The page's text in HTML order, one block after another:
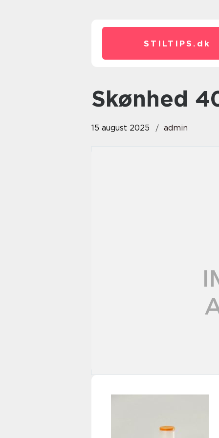
STILTIPS. dk
Skønhed
15 august 2025 admin